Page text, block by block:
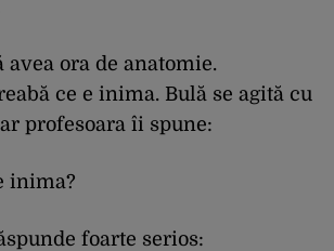
avea ora de anatomie.
ce e inima. Bulă se agită cu
profesoara îi spune:
inima?
foarte serios: